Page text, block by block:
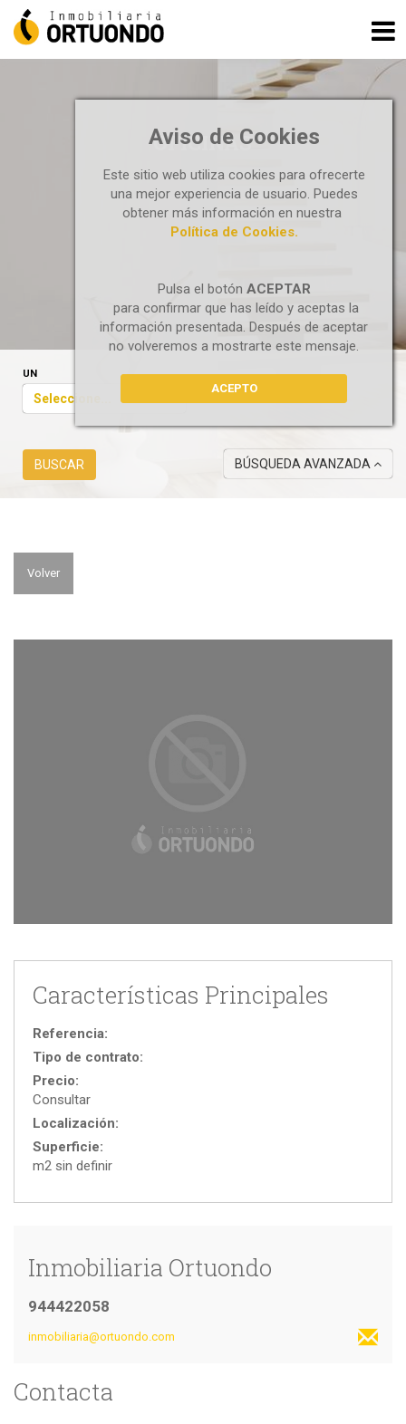
Aviso de Cookies
Este sitio web utiliza cookies para ofrecerte
una mejor experiencia de usuario. Puedes
obtener más información en nuestra
Política de Cookies.
Pulsa el botón ACEPTAR
para confirmar que has leído y aceptas la
información presentada. Después de aceptar
no volveremos a mostrarte este mensaje.
ACEPTO
OFICINAS
UN
Seleccione...
BUSCAR BÚSQUEDA AVANZADA
Volver
Características Principales
Referencia:
Tipo de contrato:
Precio:
Consultar
Localización:
Superficie:
m2 sin definir
Inmobiliaria Ortuondo
944422058
inmobiliaria@ortuondo.com
Contacta